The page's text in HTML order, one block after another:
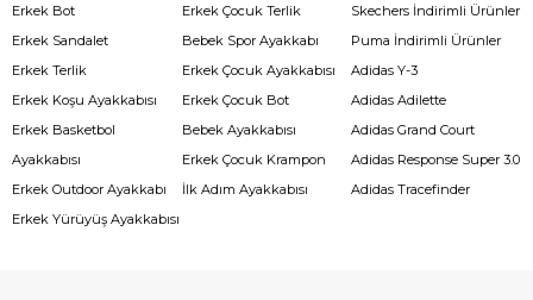
Erkek Bot
Erkek Sandalet
Erkek Terlik
Erkek Koşu Ayakkabısı
Erkek Basketbol
Ayakkabısı
Erkek Outdoor Ayakkabı
Erkek Yürüyüş Ayakkabısı
Erkek Çocuk Terlik
Bebek Spor Ayakkabı
Erkek Çocuk Ayakkabısı
Erkek Çocuk Bot
Bebek Ayakkabısı
Erkek Çocuk Krampon
İlk Adım Ayakkabısı
Skechers İndirimli Ürünler
Puma İndirimli Ürünler
Adidas Y-3
Adidas Adilette
Adidas Grand Court
Adidas Response Super 3.0
Adidas Tracefinder